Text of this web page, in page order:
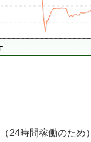
（24時間稼働のため）